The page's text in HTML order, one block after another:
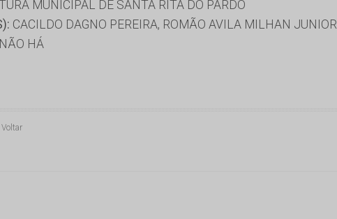
MUNICIPAL DE SANTA RITA DO PARDO
CACILDO DAGNO PEREIRA, ROMÃO AVILA MILHAN JUNIOR
NÃO HÁ
Voltar